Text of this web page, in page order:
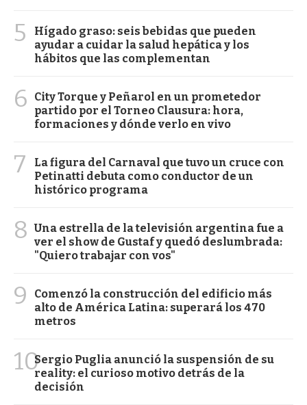
5
Hígado graso: seis bebidas que pueden
ayudar a cuidar la salud hepática y los
hábitos que las complementan
6
City Torque y Peñarol en un prometedor
partido por el Torneo Clausura: hora,
formaciones y dónde verlo en vivo
7
La figura del Carnaval que tuvo un cruce con
Petinatti debuta como conductor de un
histórico programa
8 Una estrella de la televisión argentina fue a
ver el show de Gustaf y quedó deslumbrada:
"Quiero trabajar con vos"
9
Comenzó la construcción del edificio más
alto de América Latina: superará los 470
metros
10Sergio Puglia anunció la suspensión de su
reality: el curioso motivo detrás de la
decisión